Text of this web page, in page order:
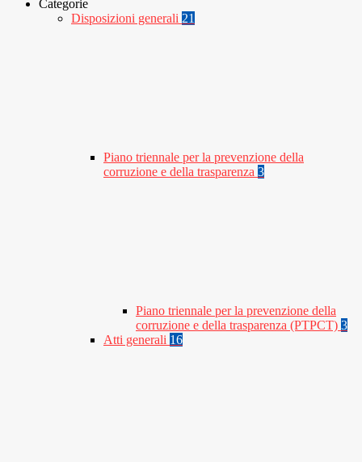
Categorie
Disposizioni generali 21
Piano triennale per la prevenzione della
corruzione e della trasparenza 3
Piano triennale per la prevenzione della
corruzione e della trasparenza (PTPCT) 3
Atti generali 16